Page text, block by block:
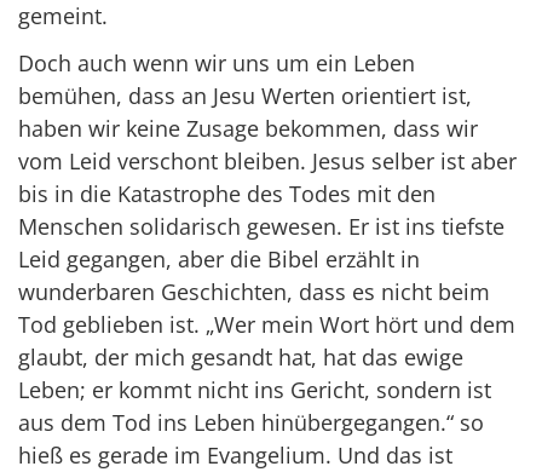
gemeint.
Doch auch wenn wir uns um ein Leben
bemühen, dass an Jesu Werten orientiert ist,
haben wir keine Zusage bekommen, dass wir
vom Leid verschont bleiben. Jesus selber ist aber
bis in die Katastrophe des Todes mit den
Menschen solidarisch gewesen. Er ist ins tiefste
Leid gegangen, aber die Bibel erzählt in
wunderbaren Geschichten, dass es nicht beim
Tod geblieben ist. „Wer mein Wort hört und dem
glaubt, der mich gesandt hat, hat das ewige
Leben; er kommt nicht ins Gericht, sondern ist
aus dem Tod ins Leben hinübergegangen.“ so
hieß es gerade im Evangelium. Und das ist